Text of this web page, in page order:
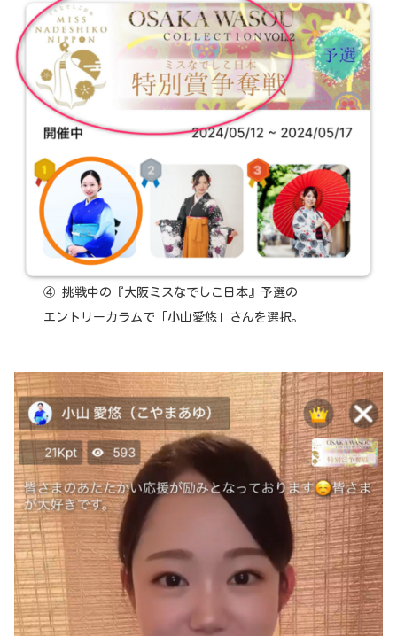
④ 挑戦中の『大阪ミスなでしこ日本』予選の
エントリーカラムで「小山愛悠」さんを選択。